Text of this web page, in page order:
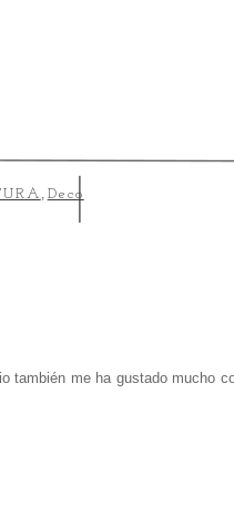
Deco
también me ha gustado mucho